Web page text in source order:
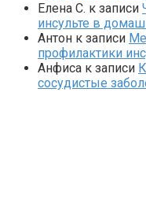
Елена С. к записи
инсульте в
Антон к записи
профилактики
Анфиса к записи
сосудистые